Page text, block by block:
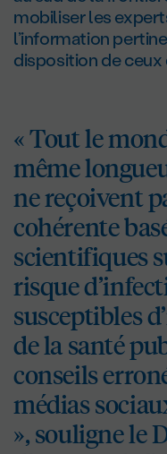
mobiliser les
l’information
disposition de ceux
« Tout le
même
ne reçoivent
cohérente
scientifiques
risque
susceptibles
de la santé
conseils
médias
», souligne le